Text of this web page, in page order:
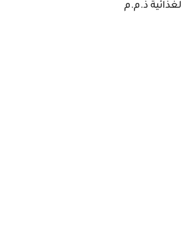
ذ.م.م